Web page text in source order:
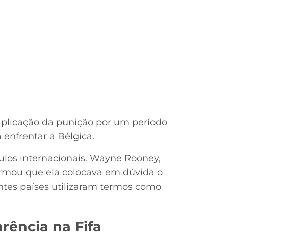
da punição por um período
enfrentar a Bélgica.
internacionais. Wayne Rooney,
que ela colocava em dúvida o
países utilizaram termos como
na Fifa